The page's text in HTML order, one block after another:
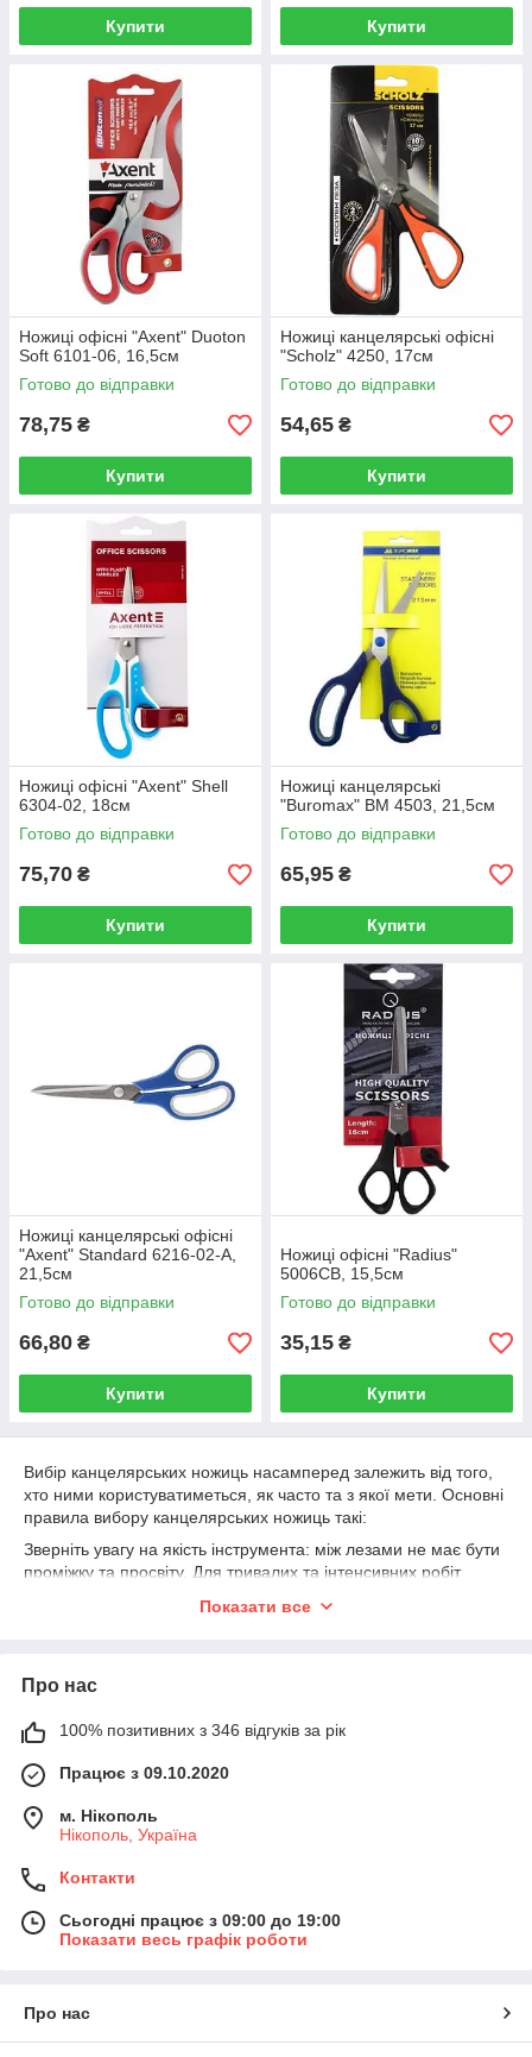
Купити Купити
Ножиці офісні "Axent" Duoton
Soft 6101-06, 16,5см
Готово до відправки
78,75 ₴
Купити
Ножиці канцелярські офісні
"Scholz" 4250, 17см
Готово до відправки
54,65 ₴
Купити
Ножиці офісні "Axent" Shell
6304-02, 18см
Готово до відправки
75,70 ₴
Купити
Ножиці канцелярські
"Buromax" BM 4503, 21,5см
Готово до відправки
65,95 ₴
Купити
Ножиці канцелярські офісні
"Axent" Standard 6216-02-A,
21,5см
Готово до відправки
66,80 ₴
Купити
Ножиці офісні "Radius"
5006СВ, 15,5см
Готово до відправки
35,15 ₴
Купити
Вибір канцелярських ножиць насамперед залежить від того,
хто ними користуватиметься, як часто та з якої мети. Основні
правила вибору канцелярських ножиць такі:
Зверніть увагу на якість інструмента: між лезами не має бути
проміжку та просвіту. Для тривалих та інтенсивних робіт
прогумованою підкладкою. У велике кільце можна вкласти 2
симетричними кільцями. Важлива деталь в інструменті —
кільцями в пластмасі.
Показати все
Про нас
100% позитивних з 346 відгуків за рік
Працює з 09.10.2020
м. Нікополь
Нікополь, Україна
Контакти
Сьогодні працює з 09:00 до 19:00
Показати весь графік роботи
Про нас